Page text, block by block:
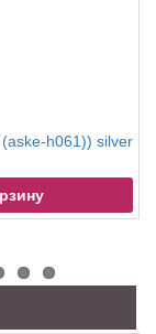
h061)) silver